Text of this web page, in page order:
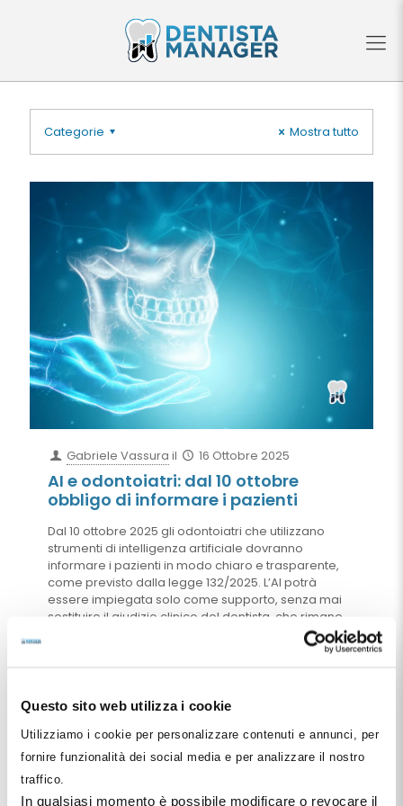
Questo sito web utilizza i cookie
Utilizziamo i cookie per personalizzare contenuti e annunci, per
fornire funzionalità dei social media e per analizzare il nostro
traffico.
In qualsiasi momento è possibile modificare o revocare il
Categorie Mostra tutto
Gabriele Vassura il 16 Ottobre 2025
AI e odontoiatri: dal 10 ottobre
obbligo di informare i pazienti
Dal 10 ottobre 2025 gli odontoiatri che utilizzano
strumenti di intelligenza artificiale dovranno
informare i pazienti in modo chiaro e trasparente,
come previsto dalla legge 132/2025. L’AI potrà
essere impiegata solo come supporto, senza mai
sostituire il giudizio clinico del dentista, che rimane
pienamente responsabile della prestazione. Gli
studi odontoiatrici dovranno aggiornare i moduli di
formare il personale e verificare la copertura
burocratico, ma di un passaggio strategico per
rafforzare trasparenza, fiducia e tutela reciproca